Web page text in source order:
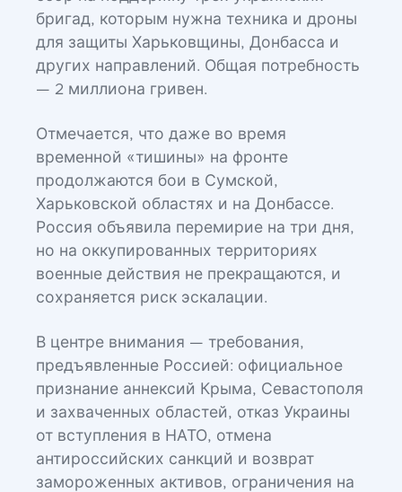
бригад, которым нужна техника и дроны
для защиты Харьковщины, Донбасса и
других направлений. Общая потребность
— 2 миллиона гривен.
Отмечается, что даже во время
временной «тишины» на фронте
продолжаются бои в Сумской,
Харьковской областях и на Донбассе.
Россия объявила перемирие на три дня,
но на оккупированных территориях
военные действия не прекращаются, и
сохраняется риск эскалации.
В центре внимания — требования,
предъявленные Россией: официальное
признание аннексий Крыма, Севастополя
и захваченных областей, отказ Украины
от вступления в НАТО, отмена
антироссийских санкций и возврат
замороженных активов, ограничения на